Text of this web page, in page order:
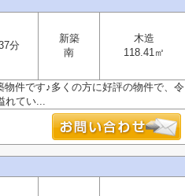
分
新築
南
木造
118.41㎡
件です♪多くの方に好評の物件で、令
れてい...